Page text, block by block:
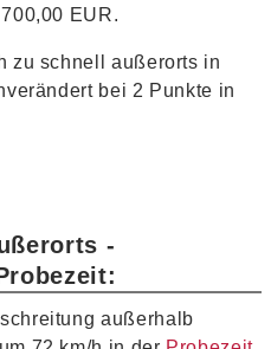
EUR.
zu schnell außerorts in
bei 2 Punkte in
-
außerhalb